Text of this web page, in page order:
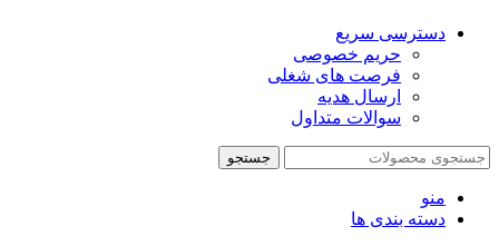
دسترسی سریع
حریم خصوصی
فرصت های شغلی
ارسال هدیه
سوالات متداول
جستجو
منو
دسته بندی ها